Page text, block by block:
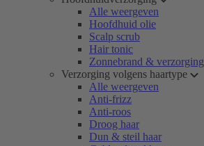
Alle weergeven
Hoofdhuid olie
Scalp scrub
Hair tonic
Zonnebrand & verzorging
Verzorging volgens haartype
Alle weergeven
Anti-frizz
Anti-roos
Droog haar
Dun & steil haar